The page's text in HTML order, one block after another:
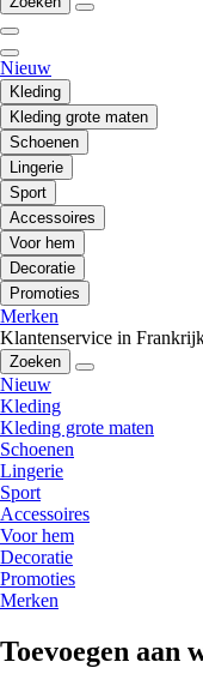
Nieuw
Kleding
Kleding grote maten
Schoenen
Lingerie
Sport
Accessoires
Voor hem
Decoratie
Promoties
Merken
Klantenservice in
Zoeken
Nieuw
Kleding
Kleding grote maten
Schoenen
Lingerie
Sport
Accessoires
Voor hem
Decoratie
Promoties
Merken
Toevoegen aan